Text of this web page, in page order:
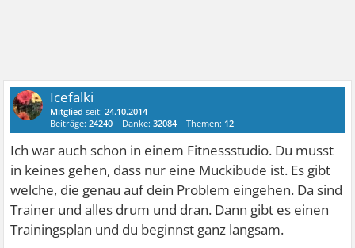
Icefalki
Mitglied seit:24.10.2014
Beiträge:24240 Danke:32084 Themen: 12
Ich war auch schon in einem Fitnessstudio. Du musst
in keines gehen, dass nur eine Muckibude ist. Es gibt
welche, die genau auf dein Problem eingehen. Da sind
Trainer und alles drum und dran. Dann gibt es einen
Trainingsplan und du beginnst ganz langsam.